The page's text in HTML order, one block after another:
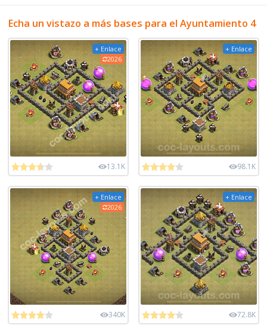
Echa un vistazo a más bases para el Ayuntamiento 4
+ Enlace
2026
13.1K
+ Enlace
98.1K
+ Enlace
2026
340K
+ Enlace
72.8K